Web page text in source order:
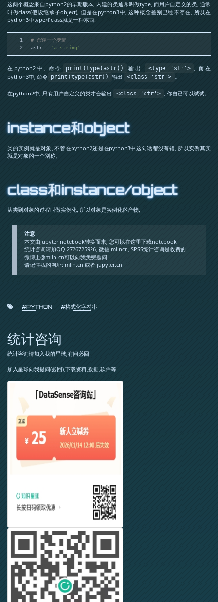
这两个概念来自python2的早期版本, 内建的类通常叫做type, 而用户自定义的类, 通常
叫做class(假设继承子object), 但是在python3中, 这种概念差别已经不存在, 所以在
python3中type和class就是一种东西:
1
2
# 创建一个变量
astr =
'a string'
在python2中, 命令 print(type(astr)) 输出 <type 'str'>
, 而在
python3中, 命令 print(type(astr)) 输出 <class 'str'> 。
在python2中, 只有用户自定义的类才会输出 <class 'str'> , 你自己可以试试。
instance和object
类的实例就是对象, 不管在python2还是在python3中这句话都没有错, 所以实例其实
就是对象的一个别称。
class和instance/object
从类到对象的过程叫做实例化, 所以对象是实例化的产物,
注意
本文由jupyter notebook转换而来, 您可以在这里下载notebook
统计咨询请加QQ 2726725926, 微信 mllncn, SPSS统计咨询是收费的
微博上@mlln-cn可以向我免费题问
请记住我的网址: mlln.cn 或者 jupyter.cn
#PYTHON #格式化字符串
统计咨询
统计咨询请加入我的星球,有问必回
加入星球向我提问(必回),下载资料,数据,软件等